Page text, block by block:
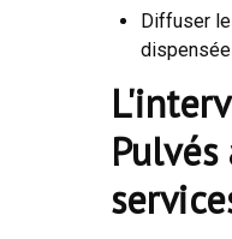
Diffuser
Pulvés